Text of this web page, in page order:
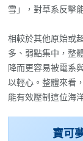
雪」，對草系反擊
相較於其他原始或
多、弱點集中，整
降而更容易被電系
以輕心。整體來看
能有效壓制這位海
寶可